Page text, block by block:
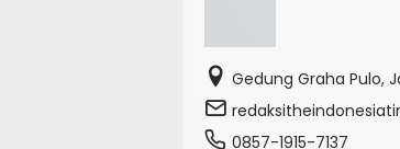
Gedung Graha Pulo,
0857-1915-7137